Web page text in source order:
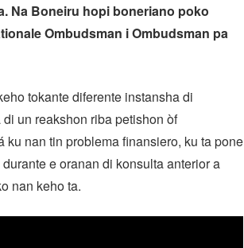
Na Boneiru hopi boneriano poko
Ombudsman i Ombudsman pa
tokante diferente instansha di
un reakshon riba petishon òf
ku nan tin problema finansiero, ku ta pone
e oranan di konsulta anterior a
nan keho ta.